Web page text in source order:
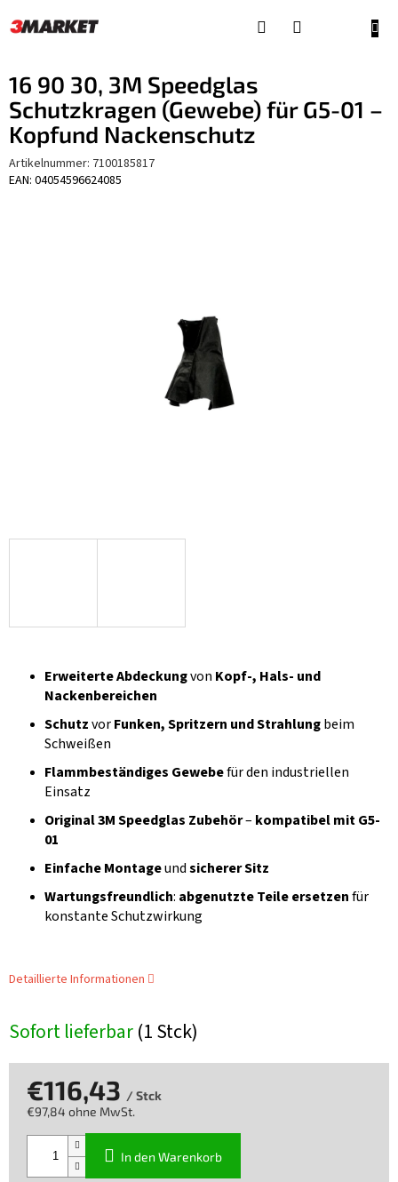
Inhalt
16 90 30, 3M Speedglas
Schutzkragen (Gewebe) für G5-01 –
Kopfund Nackenschutz
Artikelnummer: 7100185817
EAN: 04054596624085
Sofort lieferbar(1 Stck)
Erweiterte Abdeckungvon Kopf-, Hals- und
Nackenbereichen
SchutzvorFunken, Spritzern und Strahlungbeim
Schweißen
Flammbeständiges Gewebefür den industriellen
Einsatz
Original 3M Speedglas Zubehör– kompatibel mit G5-
01
Einfache Montageundsicherer Sitz
Wartungsfreundlich: abgenutzte Teile ersetzenfür
konstante Schutzwirkung
Detaillierte Informationen
€116,43 / Stck
€97,84 ohne MwSt.
In den Warenkorb